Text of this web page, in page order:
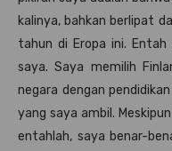
kalinya, bahkan berlipat
tahun di Eropa ini.
saya. Saya memilih
negara dengan
yang saya ambil.
entahlah, saya benar-